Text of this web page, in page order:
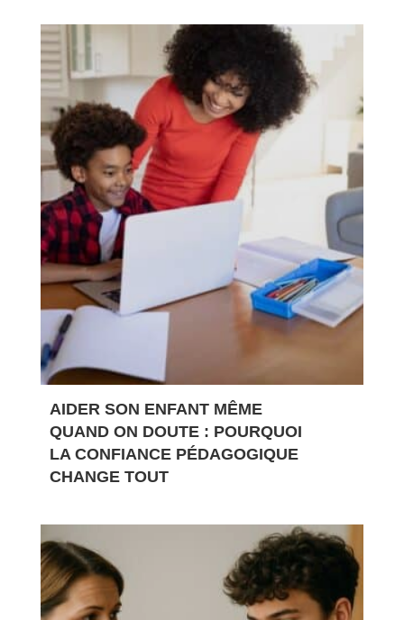
AIDER SON ENFANT MÊME
QUAND ON DOUTE : POURQUOI
LA CONFIANCE PÉDAGOGIQUE
CHANGE TOUT